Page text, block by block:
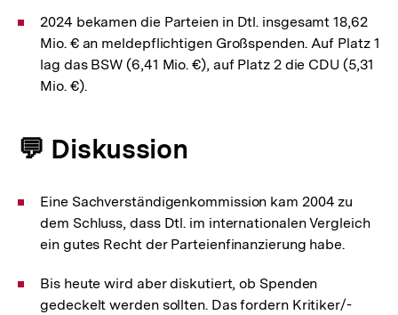
2024 bekamen die Parteien in Dtl. insgesamt 18,62
Mio. € an meldepflichtigen Großspenden. Auf Platz 1
lag das BSW (6,41 Mio. €), auf Platz 2 die CDU (5,31
Mio. €).
💬 Diskussion
Eine Sachverständigenkommission kam 2004 zu
dem Schluss, dass Dtl. im internationalen Vergleich
ein gutes Recht der Parteienfinanzierung habe.
Bis heute wird aber diskutiert, ob Spenden
gedeckelt werden sollten. Das fordern Kritiker/-